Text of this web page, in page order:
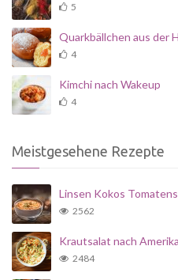
5
Quarkbällchen aus
4
Kimchi nach Wakeup
4
Meistgesehene Rezepte
Linsen Kokos
2562
Krautsalat nach
2484